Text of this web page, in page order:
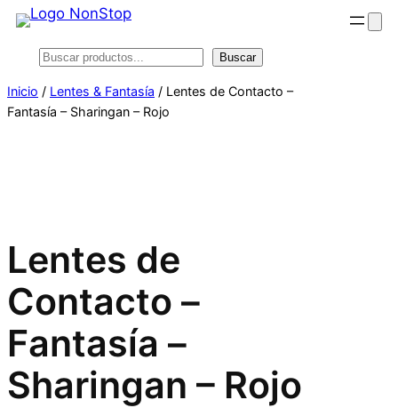
Saltar
contenido
Buscar Buscar
Inicio / Lentes & Fantasía / Lentes de Contacto –
Fantasía – Sharingan – Rojo
Lentes de
Contacto –
Fantasía –
Sharingan – Rojo